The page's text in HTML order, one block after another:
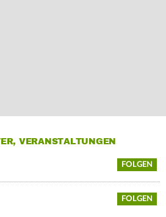
VERANSTALTUNGEN
FOLGEN
FOLGEN